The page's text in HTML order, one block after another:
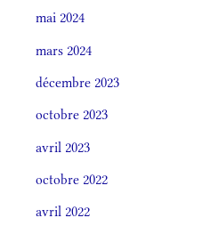
mai 2024
mars 2024
décembre 2023
octobre 2023
avril 2023
octobre 2022
avril 2022